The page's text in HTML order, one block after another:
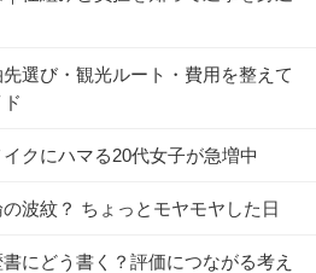
選び・観光ルート・費用を整えて
クにハマる20代女子が急増中
波紋？ ちょっとモヤモヤした日
にどう書く？評価につながる考え